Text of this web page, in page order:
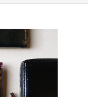
[4]
月 [2]
[1]
[7]